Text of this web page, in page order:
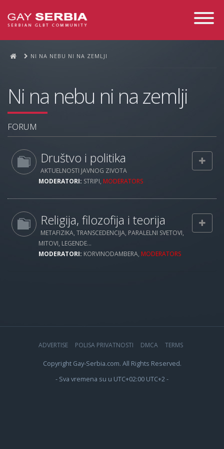
Toggle
NI NA NEBU NI NA ZEMLJI
Ni na nebu ni na zemlji
FORUM
Društvo i politika
AKTUELNOSTI JAVNOG ZIVOTA
MODERATORI: STRIPI, MODERATORS
Religija, filozofija i teorija
METAFIZIKA, TRANSCEDENCIJA, PARALELNI SVETOVI,
MITOVI, LEGENDE...
MODERATORI: KORVINODAMBERA, MODERATORS
ADVERTISE POLISA PRIVATNOSTI DMCA TERMS
Copyright Gay-Serbia.com. All Rights Reserved.
- Sva vremena su u UTC+02:00 UTC+2 -